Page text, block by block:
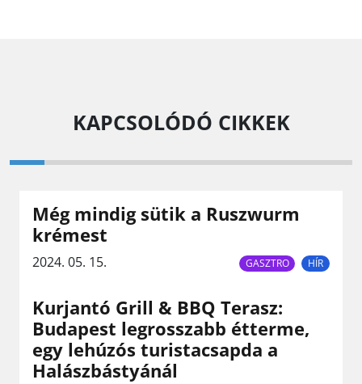
KAPCSOLÓDÓ CIKKEK
Még mindig sütik a Ruszwurm
krémest
2024. 05. 15. GASZTRO HÍR
Kurjantó Grill & BBQ Terasz:
Budapest legrosszabb étterme,
egy lehúzós turistacsapda a
Halászbástyánál